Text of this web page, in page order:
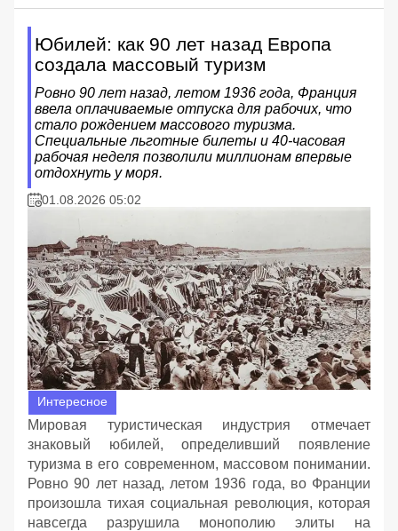
Юбилей: как 90 лет назад Европа
создала массовый туризм
Ровно 90 лет назад, летом 1936 года, Франция
ввела оплачиваемые отпуска для рабочих, что
стало рождением массового туризма.
Специальные льготные билеты и 40-часовая
рабочая неделя позволили миллионам впервые
отдохнуть у моря.
01.08.2026 05:02
Интересное
Мировая туристическая индустрия отмечает
знаковый юбилей, определивший появление
туризма в его современном, массовом понимании.
Ровно 90 лет назад, летом 1936 года, во Франции
произошла тихая социальная революция, которая
навсегда разрушила монополию элиты на